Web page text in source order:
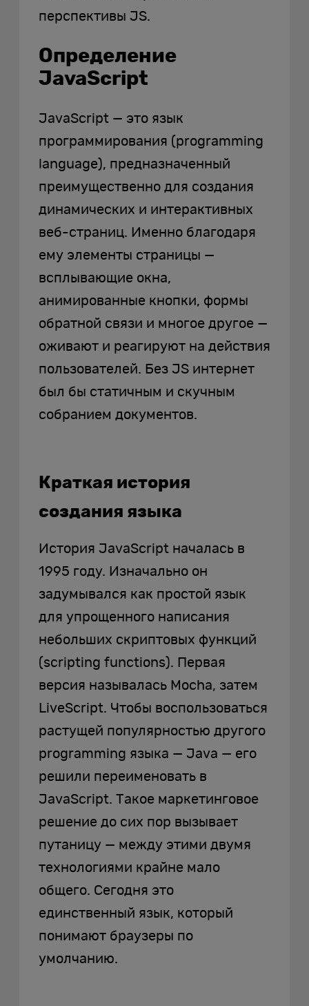
перспективы JS.
Определение
JavaScript
JavaScript — это язык
программирования (programming
language), предназначенный
преимущественно для создания
динамических и интерактивных
веб-страниц. Именно благодаря
ему элементы страницы —
всплывающие окна,
анимированные кнопки, формы
обратной связи и многое другое —
оживают и реагируют на действия
пользователей. Без JS интернет
был бы статичным и скучным
собранием документов.
Краткая история
создания языка
История JavaScript началась в
1995 году. Изначально он
задумывался как простой язык
для упрощенного написания
небольших скриптовых функций
(scripting functions). Первая
версия называлась Mocha, затем
LiveScript. Чтобы воспользоваться
растущей популярностью другого
programming языка — Java — его
решили переименовать в
JavaScript. Такое маркетинговое
решение до сих пор вызывает
путаницу — между этими двумя
технологиями крайне мало
общего. Сегодня это
единственный язык, который
понимают браузеры по
умолчанию.